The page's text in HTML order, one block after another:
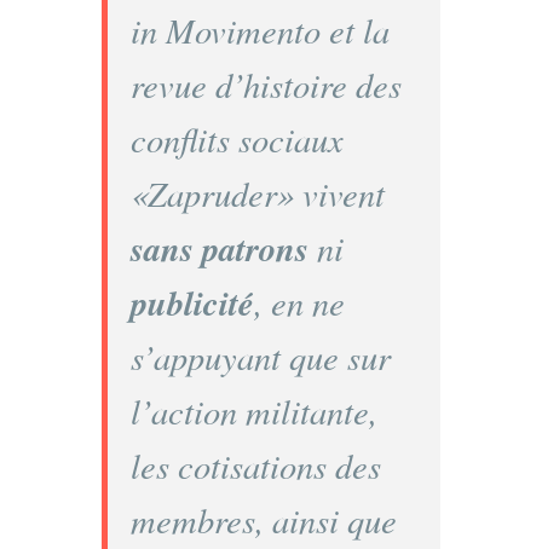
in Movimento et la
revue d’histoire des
conflits sociaux
«Zapruder» vivent
sans patrons ni
publicité, en ne
s’appuyant que sur
l’action militante,
les cotisations des
membres, ainsi que